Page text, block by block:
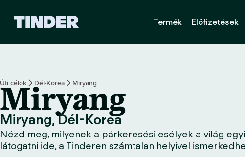
K
e
z
d
o
l
Termék Előfizetések
Úti célok Dél-Korea Miryang
Miryang
Miryang, Dél-Korea
Nézd meg, milyenek a párkeresési esélyek a világ
látogatni ide, a Tinderen számtalan helyivel